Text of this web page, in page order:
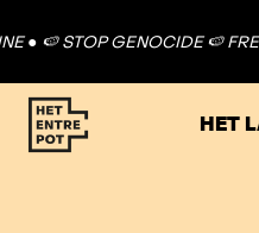
● 🍉 STOP GENOCIDE 🍉 FREE
HET